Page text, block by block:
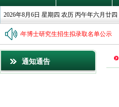
2026年8月6日 星期四 农历 丙午年六月廿四
年博士研究生招生拟录取名单公示
通知通告